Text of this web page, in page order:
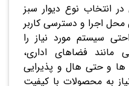
انتخاب نوع دیوار سبز
اجرا و دسترسی کاربر
سیستم مورد نیاز را
فضاهای اداری،
ها و حتی هال و پذیرایی
به محصولات با کیفیت